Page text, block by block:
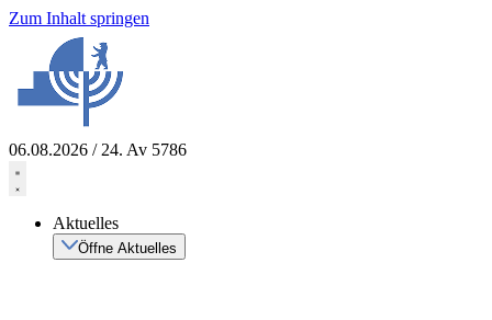
Zum Inhalt springen
06.08.2026 / 24. Av 5786
Aktuelles
Öffne Aktuelles